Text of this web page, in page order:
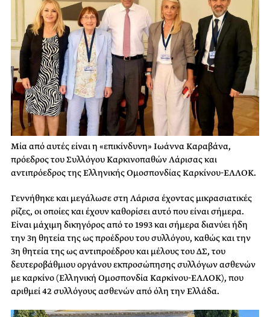
Μία από αυτές είναι η «επικίνδυνη» Ιωάννα Καραβάνα,
πρόεδρος του Συλλόγου Καρκινοπαθών Λάρισας και
αντιπρόεδρος της Ελληνικής Ομοσπονδίας Καρκίνου-ΕΛΛΟΚ.
Γεννήθηκε και μεγάλωσε στη Λάρισα έχοντας μικρασιατικές
ρίζες, οι οποίες και έχουν καθορίσει αυτό που είναι σήμερα.
Είναι μάχιμη δικηγόρος από το 1993 και σήμερα διανύει ήδη
την 3η θητεία της ως προέδρου του συλλόγου, καθώς και την
3η θητεία της ως αντιπροέδρου και μέλους του ΔΣ, του
δευτεροβάθμιου οργάνου εκπροσώπησης συλλόγων ασθενών
με καρκίνο (Ελληνική Ομοσπονδία Καρκίνου-ΕΛΛΟΚ), που
αριθμεί 42 συλλόγους ασθενών από όλη την Ελλάδα.